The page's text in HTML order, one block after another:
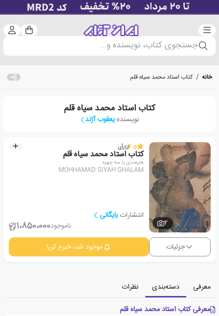
دسته‌بندی سبد
جستجوی کتاب، نویسنده و...
خانه / کتاب استاد محمد سیاه قلم
کتاب استاد محمد سیاه قلم
نویسنده:یعقوب آژند
2
4.5از1رأی
کتاب استاد محمد سیاه قلم
هنرمندی با سه چهره
MOHHAMAD SIYAH GHALAM
انتشارات:بایگانی
ناموجود1،850،000
جزئیات موجود شد، خبرم کن!
معرفی دسته‌بندی
نظرات
معرفی کتاب استاد محمد سیاه قلم